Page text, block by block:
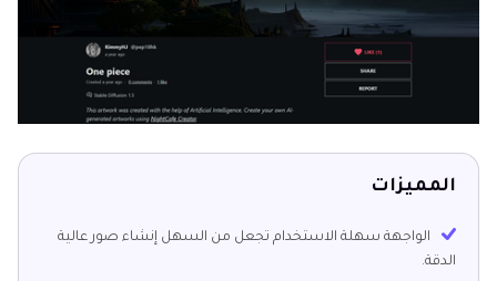
المميزات
الواجهة سهلة الاستخدام تجعل من السهل إنشاء صور عالية
الدقة.